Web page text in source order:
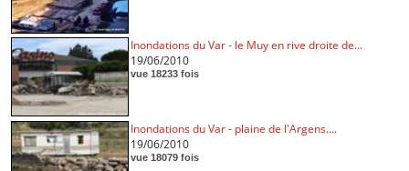
Inondations du Var - le Muy en rive droite de...
19/06/2010
vue 18233 fois
Inondations du Var - plaine de l'Argens....
19/06/2010
vue 18079 fois